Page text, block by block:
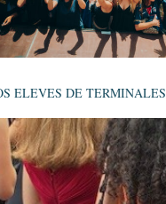
ELEVES DE TERMINALES